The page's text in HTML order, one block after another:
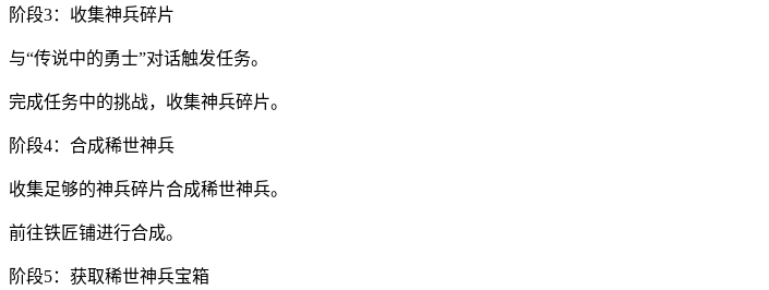
阶段3：收集神兵碎片
与“传说中的勇士”对话触发任务。
完成任务中的挑战，收集神兵碎片。
阶段4：合成稀世神兵
收集足够的神兵碎片合成稀世神兵。
前往铁匠铺进行合成。
阶段5：获取稀世神兵宝箱